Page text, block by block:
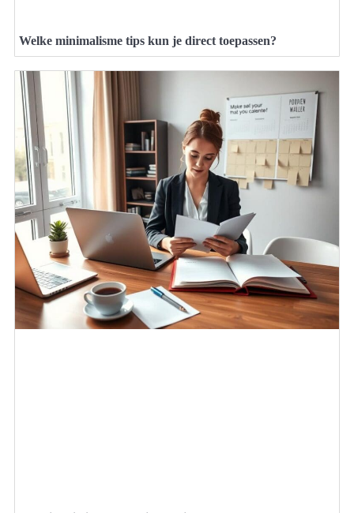
Welke minimalisme tips kun je direct toepassen?